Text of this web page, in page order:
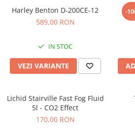
Controllere MIDI - USB DAW
Controllere monitoare de studio
Interfete audio
Interfete MIDI si Cabluri Midi-USB
Microfoane de studio
Pop filtre
Preamplificatoare
Harley Benton D-200CE-12
589,00 RON
IN STOC
VEZI VARIANTE
-
Lichid Stairville Fast Fog Fluid
5l - CO2 Effect
170,00 RON